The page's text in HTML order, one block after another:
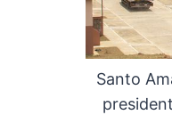
Santo